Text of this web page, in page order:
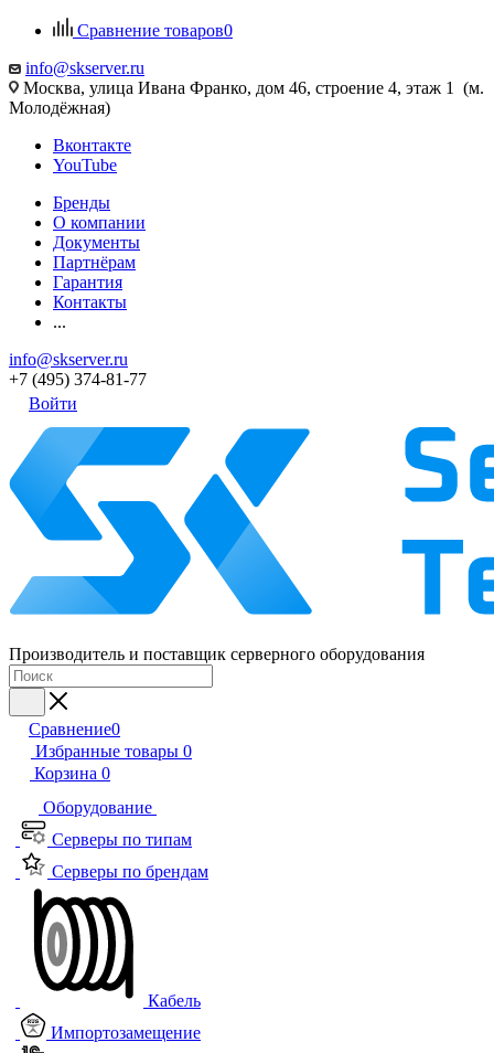
Сравнение товаров0
info@skserver.ru
Москва, улица Ивана Франко, дом 46, строение 4, этаж 1 (м.
Молодёжная)
Вконтакте
YouTube
Бренды
О компании
Документы
Партнёрам
Гарантия
Контакты
...
info@skserver.ru
+7 (495) 374-81-77
Войти
Производитель и поставщик серверного оборудования
Сравнение0
Избранные товары 0
Корзина 0
Оборудование
Серверы по типам
Серверы по брендам
Кабель
Импортозамещение